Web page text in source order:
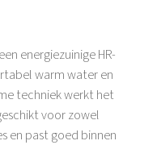
energiezuinige HR-
warm water en
techniek werkt het
voor zowel
en past goed binnen